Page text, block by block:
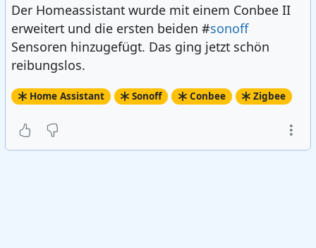
Der Homeassistant wurde mit einem Conbee II
erweitert und die ersten beiden #sonoff
Sensoren hinzugefügt. Das ging jetzt schön
reibungslos.
Home Assistant Sonoff Conbee Zigbee